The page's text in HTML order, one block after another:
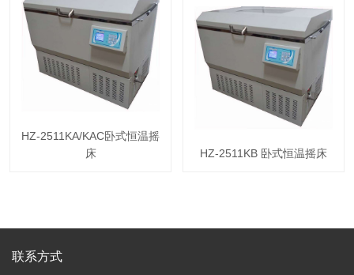
HZ-2511KA/KAC卧式恒温摇
床
HZ-2511KB 卧式恒温摇床
联系方式